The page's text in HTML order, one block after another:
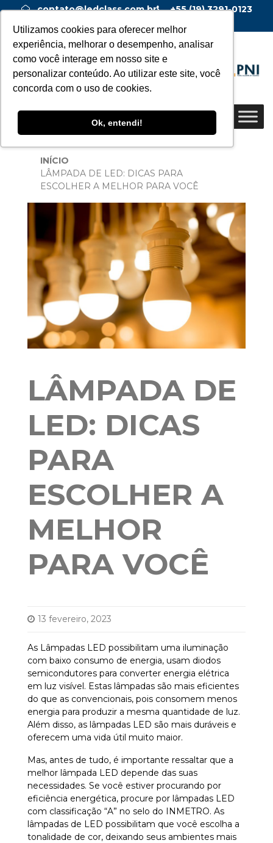
Utilizamos cookies para oferecer melhor
experiência, melhorar o desempenho, analisar
como você interage em nosso site e
personalizar conteúdo. Ao utilizar este site, você
concorda com o uso de cookies.
Ok, entendi!
contato@ledclass.com.br
+55 (19) 3291-0123
INÍCIO
LÂMPADA DE LED: DICAS PARA
ESCOLHER A MELHOR PARA VOCÊ
LÂMPADA DE
LED: DICAS
PARA
ESCOLHER A
MELHOR
PARA VOCÊ
13 fevereiro, 2023
As Lâmpadas LED possibilitam uma iluminação
com baixo consumo de energia, usam diodos
semicondutores para converter energia elétrica
em luz visível. Estas lâmpadas são mais eficientes
do que as convencionais, pois consomem menos
energia para produzir a mesma quantidade de luz.
Além disso, as lâmpadas LED são mais duráveis e
oferecem uma vida útil muito maior.
Mas, antes de tudo, é importante ressaltar que a
melhor lâmpada LED depende das suas
necessidades. Se você estiver procurando por
eficiência energética, procure por lâmpadas LED
com classificação “A” no selo do INMETRO. As
lâmpadas de LED possibilitam que você escolha a
tonalidade de cor, deixando seus ambientes mais